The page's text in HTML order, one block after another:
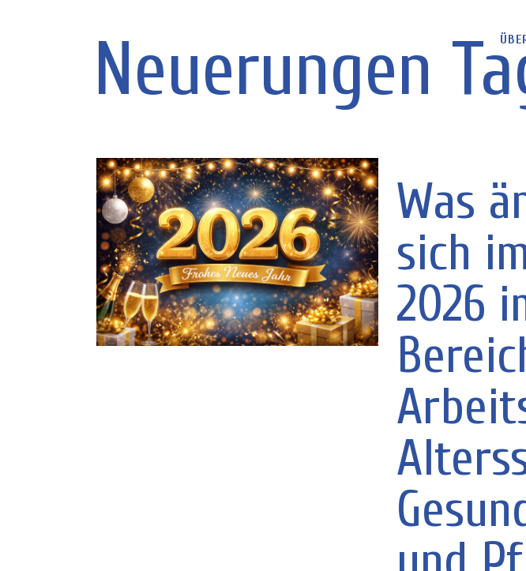
Neuerungen
Was
sich
2026